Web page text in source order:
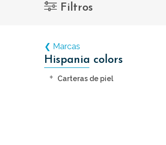
Filtros
❮ Marcas
Hispania colors
Carteras de piel